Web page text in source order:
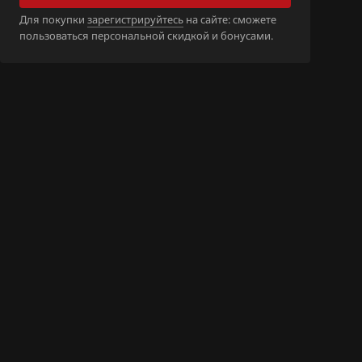
Для покупки зарегистрируйтесь на сайте: сможете
пользоваться персональной скидкой и бонусами.